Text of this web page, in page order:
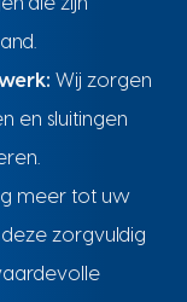
die zijn
Wij zorgen
en sluitingen
meer tot uw
zorgvuldig